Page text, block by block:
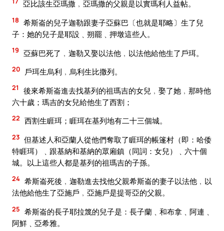
亞比該生亞瑪撒﹐亞瑪撒的父親是以實瑪利人益帖。
18 希斯崙的兒子迦勒跟妻子亞蘇巴〔也就是耶略〕生了兒
子：她的兒子是耶設﹑朔罷﹑押墩這些人。
19 亞蘇巴死了﹐迦勒又娶以法他﹐以法他給他生了戶珥。
20 戶珥生烏利﹐烏利生比撒列。
21
後來希斯崙進去找基列的祖瑪吉的女兒﹐娶了她﹐那時他
六十歲；瑪吉的女兒給他生了西割；
22 西割生睚珥；睚珥在基列地有二十三個城。
23 但基述人和亞蘭人從他們奪取了睚珥的帳篷村（即：哈倭
特睚珥）﹑跟基納和基納的眾廂鎮（同詞：女兒）﹑六十個
城。以上這些人都是基列的祖瑪吉的子孫。
24 希斯崙死後﹐迦勒進去找他父親希斯崙的妻子以法他﹐以
法他給他生了亞施戶﹐亞施戶是提哥亞的父親。
25 希斯崙的長子耶拉篾的兒子是：長子蘭﹑和布拿﹑阿連﹑
阿鮮﹑亞希雅。